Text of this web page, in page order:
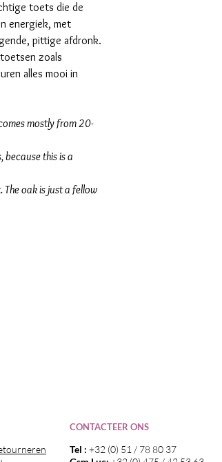
toets die de
energiek, met
pittige afdronk.
zoals
alles mooi in
mostly from 20-
because this is a
The oak is just a fellow
CONTACTEER ONS
Tel : +32 (0) 51 / 78 80 37